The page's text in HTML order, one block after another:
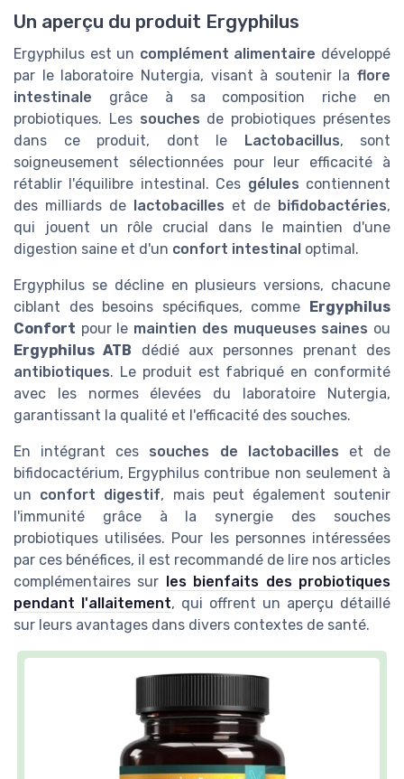
Un aperçu du produit Ergyphilus
Ergyphilus est un complément alimentaire développé
par le laboratoire Nutergia, visant à soutenir la flore
intestinale grâce à sa composition riche en
probiotiques. Les souches de probiotiques présentes
dans ce produit, dont le
Lactobacillus, sont
soigneusement sélectionnées pour leur efficacité à
rétablir l'équilibre intestinal. Ces gélules contiennent
des milliards de
lactobacilles et de bifidobactéries,
qui jouent un rôle crucial dans le maintien d'une
digestion saine et d'un confort intestinal optimal.
Ergyphilus se décline en plusieurs versions, chacune
ciblant des besoins spécifiques, comme
Ergyphilus
Confort pour le maintien des muqueuses saines ou
Ergyphilus ATB dédié aux personnes prenant des
antibiotiques. Le produit est fabriqué en conformité
avec les normes élevées du laboratoire Nutergia,
garantissant la qualité et l'efficacité des souches.
En intégrant ces souches de lactobacilles et de
bifidocactérium, Ergyphilus contribue non seulement à
un confort digestif, mais peut également soutenir
l'immunité grâce à la synergie des souches
probiotiques utilisées. Pour les personnes intéressées
par ces bénéfices, il est recommandé de lire nos articles
complémentaires sur
les bienfaits des probiotiques
pendant l'allaitement, qui offrent un aperçu détaillé
sur leurs avantages dans divers contextes de santé.